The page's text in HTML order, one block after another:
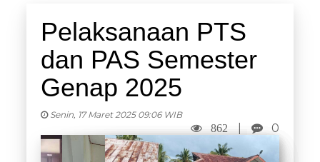
Pelaksanaan PTS
dan PAS Semester
Genap 2025
Senin, 17 Maret 2025 09:06 WIB
862 0